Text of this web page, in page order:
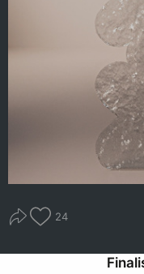
24